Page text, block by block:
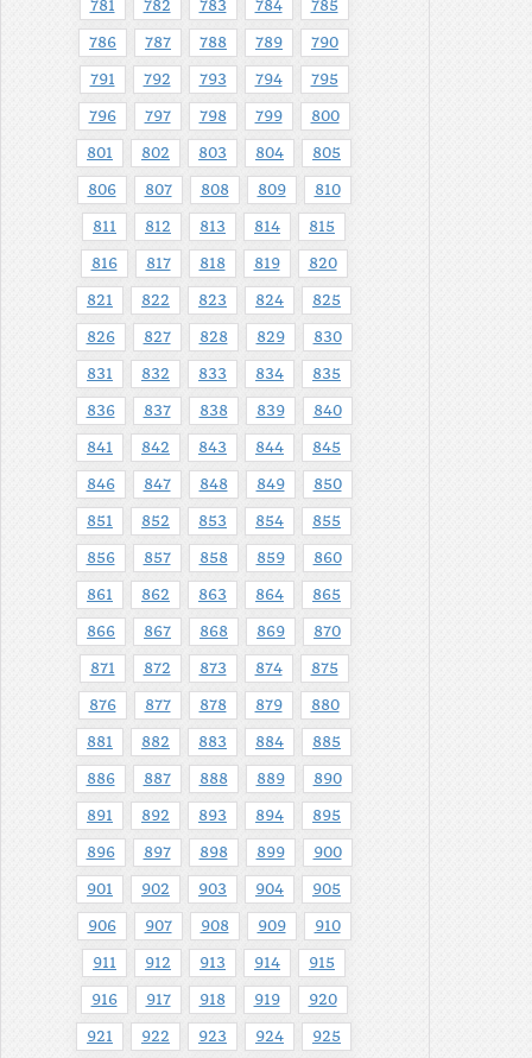
781 782 783 784 785
786 787 788 789 790
791 792 793 794 795
796 797 798 799 800
801 802 803 804 805
806 807 808 809 810
811 812 813 814 815
816 817 818 819 820
821 822 823 824 825
826 827 828 829 830
831 832 833 834 835
836 837 838 839 840
841 842 843 844 845
846 847 848 849 850
851 852 853 854 855
856 857 858 859 860
861 862 863 864 865
866 867 868 869 870
871 872 873 874 875
876 877 878 879 880
881 882 883 884 885
886 887 888 889 890
891 892 893 894 895
896 897 898 899 900
901 902 903 904 905
906 907 908 909 910
911 912 913 914 915
916 917 918 919 920
921 922 923 924 925